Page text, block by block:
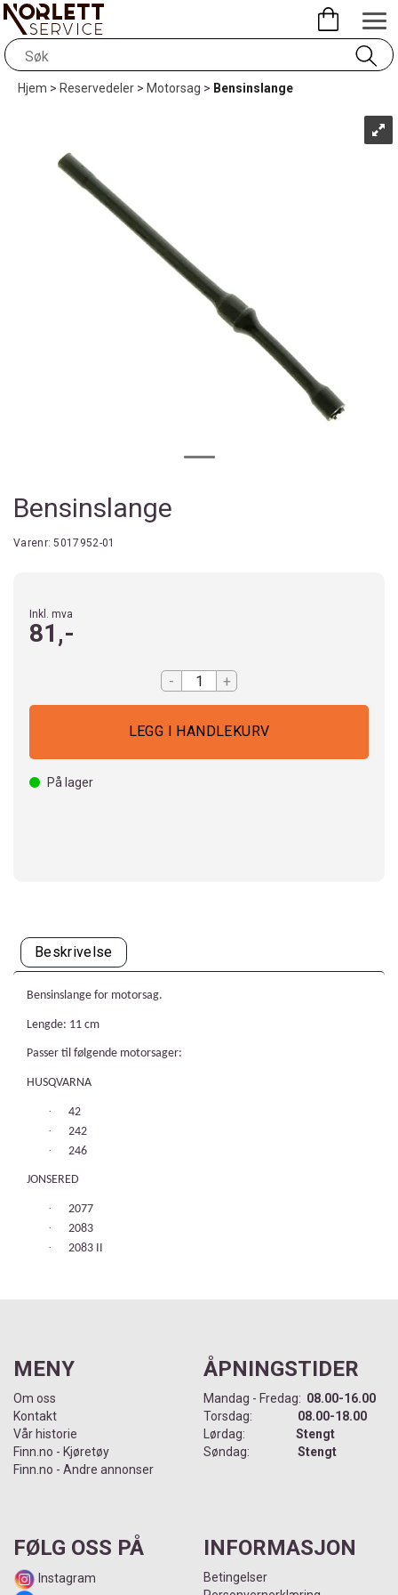
Hjem>Reservedeler>Motorsag> Bensinslange
Bensinslange
Varenr:5017952-01
Inkl. mva
81,-
- +
På lager
Beskrivelse
Bensinslange for motorsag.
Lengde: 11 cm
Passer til følgende motorsager:
HUSQVARNA
·
42
·
242
·
246
JONSERED
·
2077
·
2083
·
2083 II
MENY
Om oss
Kontakt
Vår historie
Finn.no - Kjøretøy
Finn.no - Andre annonser
ÅPNINGSTIDER
Mandag - Fredag: 08.00-16.00
Torsdag: 08.00-18.00
Lørdag: Stengt
Søndag: Stengt
FØLG OSS PÅ
Instagram
INFORMASJON
Betingelser